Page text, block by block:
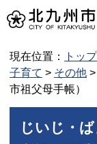
現在位置： トッ
子育て > その他
市祖父母手帳）
じいじ・